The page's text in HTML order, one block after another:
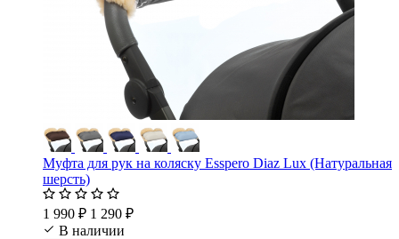
Муфта для рук на коляску Esspero Diaz Lux (Натуральная
шерсть)
1 990 ₽ 1 290 ₽
В наличии